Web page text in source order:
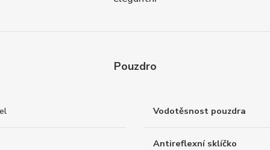
Pouzdro
Vodotěsnost pouzdra
Antireflexní sklíčko